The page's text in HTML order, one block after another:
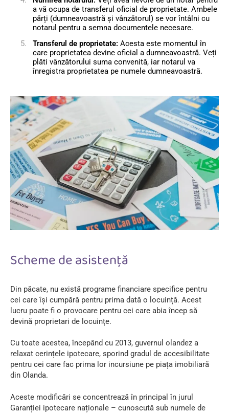
a vă ocupa de transferul oficial de proprietate. Ambele
părți (dumneavoastră și vânzătorul) se vor întâlni cu
notarul pentru a semna documentele necesare.
Transferul de proprietate: Acesta este momentul în
care proprietatea devine oficial a dumneavoastră. Veți
plăti vânzătorului suma convenită, iar notarul va
înregistra proprietatea pe numele dumneavoastră.
Scheme de asistență
Din păcate, nu există programe financiare specifice pentru
cei care își cumpără pentru prima dată o locuință. Acest
lucru poate fi o provocare pentru cei care abia încep să
devină proprietari de locuințe.
Cu toate acestea, începând cu 2013, guvernul olandez a
relaxat cerințele ipotecare, sporind gradul de accesibilitate
pentru cei care fac prima lor incursiune pe piața imobiliară
din Olanda.
Aceste modificări se concentrează în principal în jurul
Garanției ipotecare naționale – cunoscută sub numele de